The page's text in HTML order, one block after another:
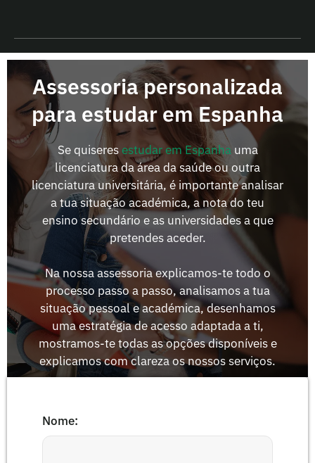
Assessoria personalizada
para estudar em Espanha
Se quiseres estudar em Espanhauma
licenciatura da área da saúde ou outra
licenciatura universitária, é importante analisar
a tua situação académica, a nota do teu
ensino secundário e as universidades a que
pretendes aceder.
Na nossa assessoria explicamos-te todo o
processo passo a passo, analisamos a tua
situação pessoal e académica, desenhamos
uma estratégia de acesso adaptada a ti,
mostramos-te todas as opções disponíveis e
explicamos com clareza os nossos serviços.
Nome: